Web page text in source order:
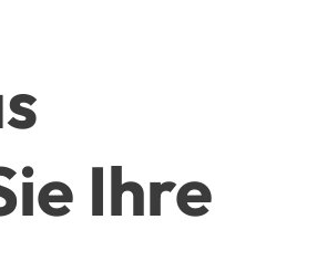
Ihre